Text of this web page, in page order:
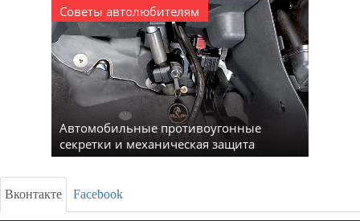
Советы автолюбителям
Автомобильные противоугонные
секретки и механическая защита
Вконтакте Facebook